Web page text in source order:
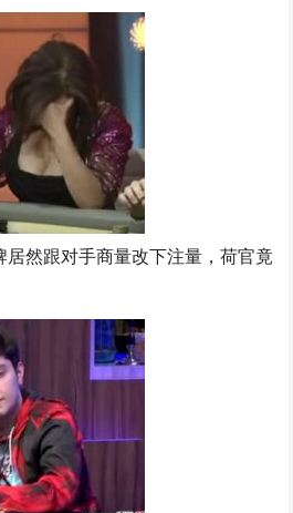
然跟对手商量改下注量，荷官竟